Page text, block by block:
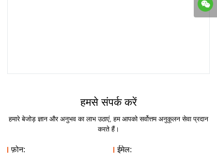
हमसे संपर्क करें
हमारे बेजोड़ ज्ञान और अनुभव का लाभ उठाएं, हम आपको सर्वोत्तम अनुकूलन सेवा प्रदान
करते हैं।
फ़ोन: ईमेल: